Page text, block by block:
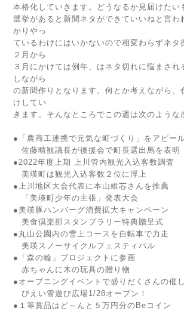
本格化していきます。どうなるか見届けたい
選挙があると新聞ネタができていいねと言わ
かりやっ
ているわけにはいかないので相変わらずネタ
２月から
３月にかけては例年、はネタ切れに悩まされ
しながら
の新聞作りとなります。何とか考えながら、
けしてい
きます。そんなところでこの週は次のような
●「農商工連携で元気な町づくり」をアピー
佐藤晴観議長が後援会で町長選出馬を表明
●2022年度上期 上川管内観光入込客数調査
美瑛町は観光入込客数２位に浮上
●上川地区大会代表に本山維芯さんを推薦
「美瑛町少年の主張」発表大会
●美瑛豚ハンバーグ消費拡大キャンペーン
美食倶楽部スタンプラリー特典贈呈式
●丸山公園内の雪上コースを自転車で力走
美瑛スノーサイクルフェスティバル
●「森の輪」プロジェクトに参画
赤ちゃんに木の玩具の贈り物
●オープニングイベントで盛りだくさんの催し
びえい雪遊び広場1/28オープン！
●１等賞品はど～んと５万円分のBeコイン